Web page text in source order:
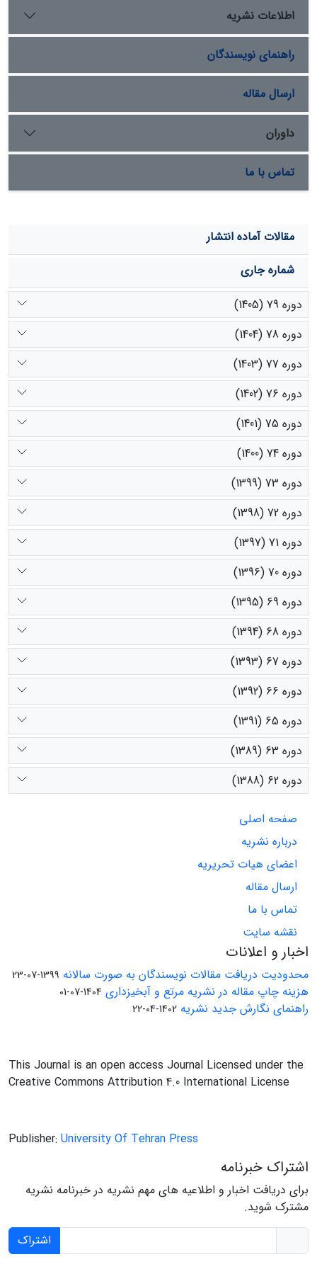
است. بیشترین وزن خشک ریشه در گونۀ
Medicago sativa
با کاربرد 4 گرم زئولیت می­باشد. طول ریشۀ تر در هر سه گونۀ
گیاهی مورد نظر در هیچ یک از تیمارها تفاوت معنی­داری
نداشت.
اطلاعات نشریه
راهنمای نویسندگان
ارسال مقاله
داوران
تماس با ما
مقالات آماده انتشار
شماره جاری
دوره 79 (1405)
دوره 78 (1404)
دوره 77 (1403)
دوره 76 (1402)
دوره 75 (1401)
دوره 74 (1400)
دوره 73 (1399)
دوره 72 (1398)
دوره 71 (1397)
دوره 70 (1396)
دوره 69 (1395)
دوره 68 (1394)
دوره 67 (1393)
دوره 66 (1392)
دوره 65 (1391)
دوره 63 (1389)
دوره 62 (1388)
صفحه اصلی
درباره نشریه
اعضای هیات تحریریه
ارسال مقاله
تماس با ما
نقشه سایت
اخبار و اعلانات
محدودیت دریافت مقالات نویسندگان به صورت سالانه 1399-07-23
هزینه چاپ مقاله در نشریه مرتع و آبخیزداری 1404-07-01
راهنمای نگارش جدید نشریه 1402-04-22
This Journal is an open access Journal Licensed under the
Creative Commons Attribution 4.0 International License
Publisher: University Of Tehran Press
اشتراک خبرنامه
برای دریافت اخبار و اطلاعیه های مهم نشریه در خبرنامه نشریه
مشترک شوید.
اشتراک